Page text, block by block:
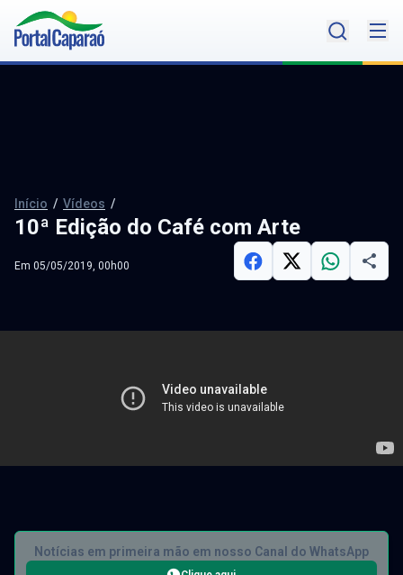
Início / Vídeos /
10ª Edição do Café com Arte
Em 05/05/2019, 00h00
Notícias em primeira mão em nosso Canal do WhatsApp